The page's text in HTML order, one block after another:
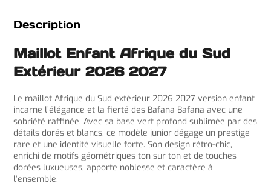
Description
Maillot Enfant Afrique du Sud
Extérieur 2026 2027
Le maillot Afrique du Sud extérieur 2026 2027 version enfant
incarne l’élégance et la fierté des Bafana Bafana avec une
sobriété raffinée. Avec sa base vert profond sublimée par des
détails dorés et blancs, ce modèle junior dégage un prestige
rare et une identité visuelle forte. Son design rétro-chic,
enrichi de motifs géométriques ton sur ton et de touches
dorées luxueuses, apporte noblesse et caractère à
l’ensemble.